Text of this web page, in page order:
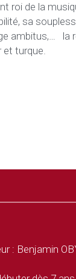
roi de la
sa
ambitus,…   la
et turque.
: Benjamin